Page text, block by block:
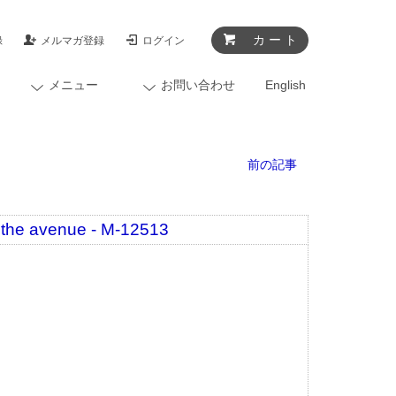
カ ー ト
メルマガ登録 ログイン
メニュー お問い合わせ English
前の記事
avenue - M-12513